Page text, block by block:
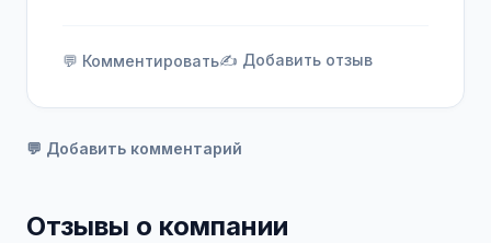
💬 Комментировать✍️ Добавить отзыв
💬 Добавить комментарий
Отзывы о компании